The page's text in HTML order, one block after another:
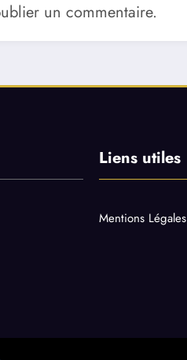
un commentaire.
Liens utiles
Mentions Légales